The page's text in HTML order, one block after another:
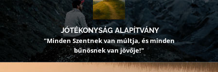
JÓTÉKONYSÁG ALAPÍTVÁNY
"Minden Szentnek van múltja, és minden
bűnösnek van jövője!"